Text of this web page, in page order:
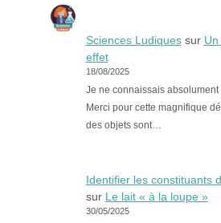
Sciences Ludiquessur
effet
18/08/2025
Je ne connaissais
Merci pour cette magnifique
des objets sont…
Identifier les constituants
sur Le lait « à la loupe »
30/05/2025